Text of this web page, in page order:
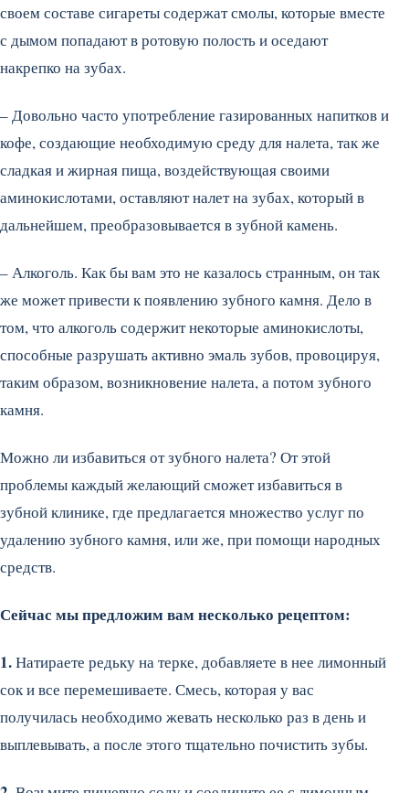
своем составе сигареты содержат смолы, которые вместе
с дымом попадают в ротовую полость и оседают
накрепко на зубах.
– Довольно часто употребление газированных напитков и
кофе, создающие необходимую среду для налета, так же
сладкая и жирная пища, воздействующая своими
аминокислотами, оставляют налет на зубах, который в
дальнейшем, преобразовывается в зубной камень.
– Алкоголь. Как бы вам это не казалось странным, он так
же может привести к появлению зубного камня. Дело в
том, что алкоголь содержит некоторые аминокислоты,
способные разрушать активно эмаль зубов, провоцируя,
таким образом, возникновение налета, а потом зубного
камня.
Можно ли избавиться от зубного налета? От этой
проблемы каждый желающий сможет избавиться в
зубной клинике, где предлагается множество услуг по
удалению зубного камня, или же, при помощи народных
средств.
Сейчас мы предложим вам несколько рецептом:
1.Натираете редьку на терке, добавляете в нее лимонный
сок и все перемешиваете. Смесь, которая у вас
получилась необходимо жевать несколько раз в день и
выплевывать, а после этого тщательно почистить зубы.